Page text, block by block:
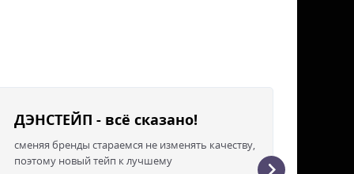
ДЭНСТЕЙП - всё сказано!
сменяя бренды стараемся не изменять качеству,
поэтому новый тейп к лучшему